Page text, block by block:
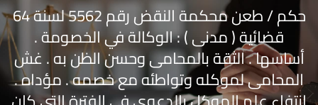
حكم / طعن محكمة النقض رقم 5562 لسنة 64
قضائية ( مدنى ) : الوكالة في الخصومة .
أساسها . الثقة بالمحامى وحسن الظن به . غش
المحامى لموكله وتواطئه مع خصمه . مؤداه .